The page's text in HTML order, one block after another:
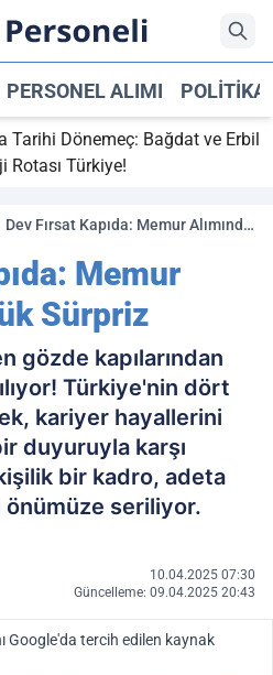
PERSONEL ALIMI POLITIKA
Tarihi Dönemeç: Bağdat ve Erbil
Rotası Türkiye!
Dev Fırsat Kapıda: Memur Alımında
Memur
Sürpriz
gözde kapılarından
Türkiye'nin dört
kariyer hayallerini
duyuruyla karşı
bir kadro, adeta
seriliyor.
10.04.2025 07:30
Güncelleme: 09.04.2025 20:43
Google'da tercih edilen kaynak